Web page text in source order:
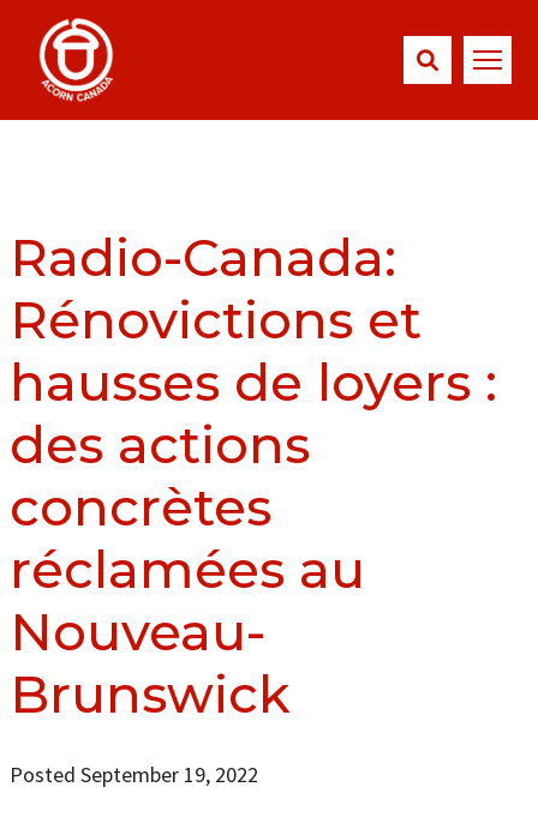
Radio-Canada:
Rénovictions et
hausses de loyers :
des actions
concrètes
réclamées au
Nouveau-
Brunswick
Posted September 19, 2022